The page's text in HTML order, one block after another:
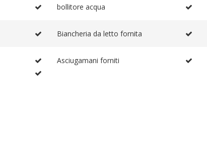
bollitore acqua
Biancheria da letto fornita
Asciugamani forniti